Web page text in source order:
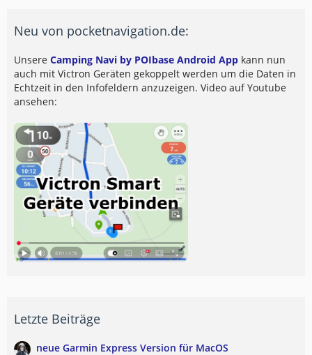
Neu von pocketnavigation.de:
Unsere Camping Navi by POIbase Android App kann nun
auch mit Victron Geräten gekoppelt werden um die Daten in
Echtzeit in den Infofeldern anzuzeigen. Video auf Youtube
ansehen:
Letzte Beiträge
neue Garmin Express Version für MacOS